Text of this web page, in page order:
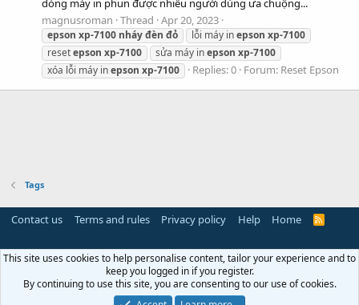
dòng máy in phun được nhiều người dùng ưa chuộng...
magnusroman Thread Apr 20, 2023
epson xp-7100 nháyđèn đỏ lỗi máy inepson xp-7100
resetepson xp-7100 sửa máy inepson xp-7100
xóa lỗi máy inepson xp-7100 Replies: 0 Forum: Reset Epson
Tags
Contact us Terms and rules Privacy policy Help Home
R
This site uses cookies to help personalise content, tailor your experience and to
keep you logged in if you register.
By continuing to use this site, you are consenting to our use of cookies.